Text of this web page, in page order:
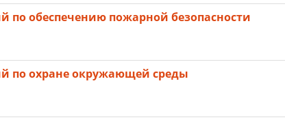
по обеспечению пожарной безопасности
по охране окружающей среды